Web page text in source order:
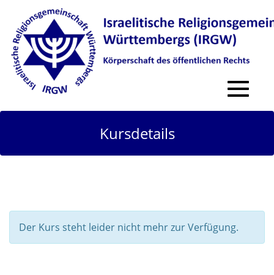
Toggle
Kursdetails
Der Kurs steht leider nicht mehr zur Verfügung.